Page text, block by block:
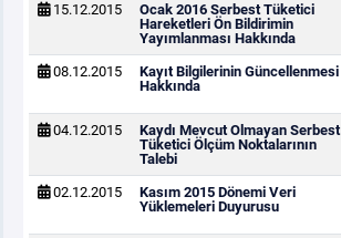
15.12.2015
Ocak 2016 Serbest Tüketici
Hareketleri Ön Bildirimin
Yayımlanması Hakkında
08.12.2015
Kayıt Bilgilerinin Güncellenmesi
Hakkında
04.12.2015
Kaydı Mevcut Olmayan Serbest
Tüketici Ölçüm Noktalarının
Talebi
02.12.2015
Kasım 2015 Dönemi Veri
Yüklemeleri Duyurusu